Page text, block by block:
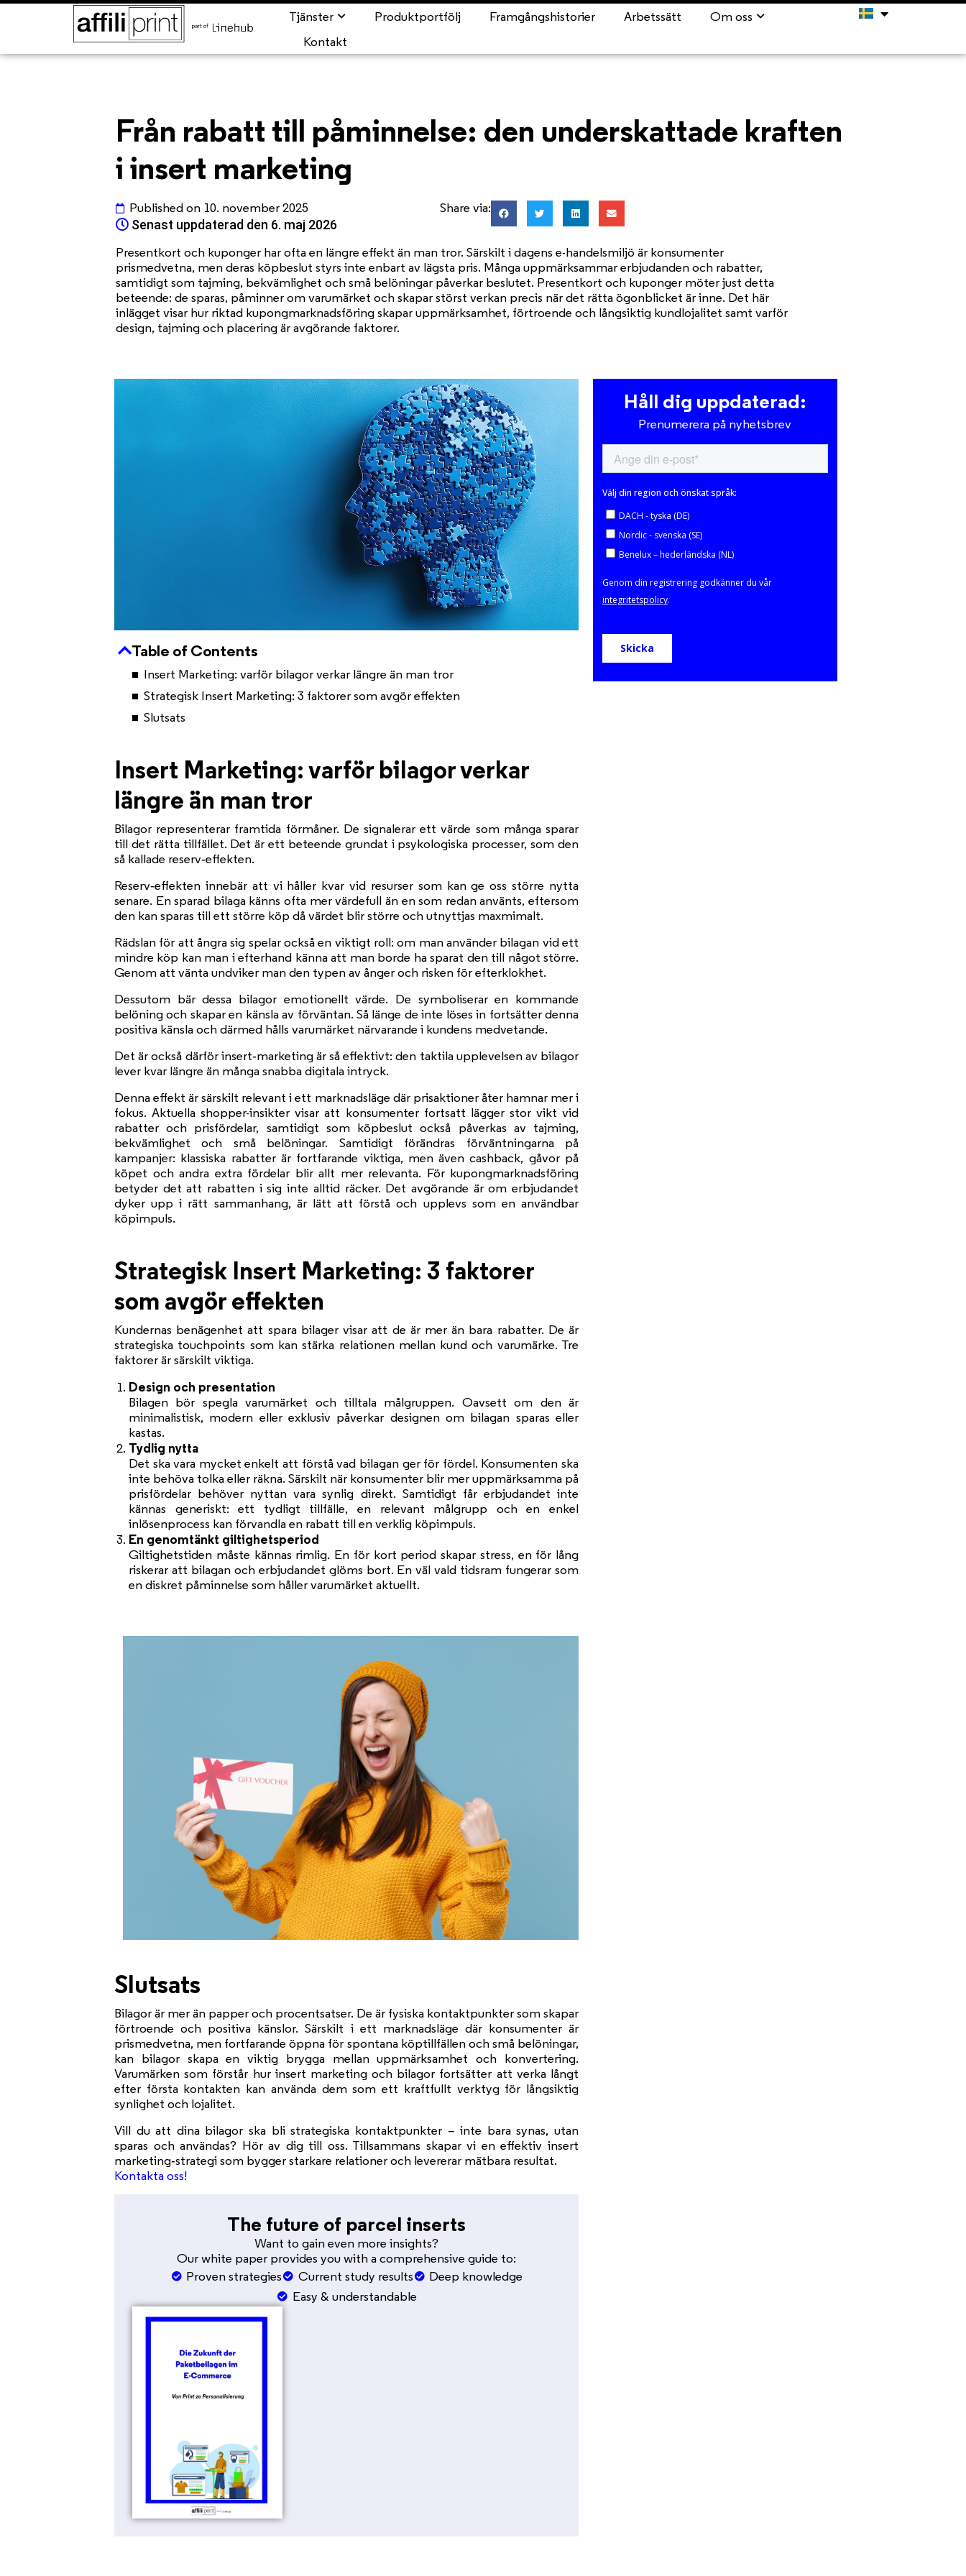
Tjänster Produktportfölj Framgångshistorier Arbetssätt
Om oss
Kontakt
Från rabatt till påminnelse: den underskattade kraften
i insert marketing
Published on 10. november 2025
Senast uppdaterad den 6. maj 2026
Share via:
Presentkort och kuponger har ofta en längre effekt än man tror. Särskilt i dagens e-handelsmiljö är konsumenter
prismedvetna, men deras köpbeslut styrs inte enbart av lägsta pris. Många uppmärksammar erbjudanden och rabatter,
samtidigt som tajming, bekvämlighet och små belöningar påverkar beslutet. Presentkort och kuponger möter just detta
beteende: de sparas, påminner om varumärket och skapar störst verkan precis när det rätta ögonblicket är inne. Det här
inlägget visar hur riktad kupongmarknadsföring skapar uppmärksamhet, förtroende och långsiktig kundlojalitet samt varför
design, tajming och placering är avgörande faktorer.
Table of Contents
Insert Marketing: varför bilagor verkar längre än man tror
Strategisk Insert Marketing: 3 faktorer som avgör effekten
Slutsats
Insert Marketing: varför bilagor verkar
längre än man tror
Bilagor representerar framtida förmåner. De signalerar ett värde som många sparar
till det rätta tillfället. Det är ett beteende grundat i psykologiska processer, som den
så kallade reserv‑effekten.
Reserv‑effekten innebär att vi håller kvar vid resurser som kan ge oss större nytta
senare. En sparad bilaga känns ofta mer värdefull än en som redan använts, eftersom
den kan sparas till ett större köp då värdet blir större och utnyttjas maxmimalt.
Rädslan för att ångra sig spelar också en viktigt roll: om man använder bilagan vid ett
mindre köp kan man i efterhand känna att man borde ha sparat den till något större.
Genom att vänta undviker man den typen av ånger och risken för efterklokhet.
Dessutom bär dessa bilagor emotionellt värde. De symboliserar en kommande
belöning och skapar en känsla av förväntan. Så länge de inte löses in fortsätter denna
positiva känsla och därmed hålls varumärket närvarande i kundens medvetande.
Det är också därför insert‑marketing är så effektivt: den taktila upplevelsen av bilagor
lever kvar längre än många snabba digitala intryck.
Denna effekt är särskilt relevant i ett marknadsläge där prisaktioner åter hamnar mer i
fokus. Aktuella shopper-insikter visar att konsumenter fortsatt lägger stor vikt vid
rabatter och prisfördelar, samtidigt som köpbeslut också påverkas av tajming,
bekvämlighet och små belöningar. Samtidigt förändras förväntningarna på
kampanjer: klassiska rabatter är fortfarande viktiga, men även cashback, gåvor på
köpet och andra extra fördelar blir allt mer relevanta. För kupongmarknadsföring
betyder det att rabatten i sig inte alltid räcker. Det avgörande är om erbjudandet
dyker upp i rätt sammanhang, är lätt att förstå och upplevs som en användbar
köpimpuls.
Strategisk Insert Marketing: 3 faktorer
som avgör effekten
Kundernas benägenhet att spara bilager visar att de är mer än bara rabatter. De är
strategiska touchpoints som kan stärka relationen mellan kund och varumärke. Tre
faktorer är särskilt viktiga.
Design och presentation
Bilagen bör spegla varumärket och tilltala målgruppen. Oavsett om den är
minimalistisk, modern eller exklusiv påverkar designen om bilagan sparas eller
kastas.
Tydlig nytta
Det ska vara mycket enkelt att förstå vad bilagan ger för fördel. Konsumenten ska
inte behöva tolka eller räkna. Särskilt när konsumenter blir mer uppmärksamma på
prisfördelar behöver nyttan vara synlig direkt. Samtidigt får erbjudandet inte
kännas generiskt: ett tydligt tillfälle, en relevant målgrupp och en enkel
inlösenprocess kan förvandla en rabatt till en verklig köpimpuls.
En genomtänkt giltighetsperiod
Giltighetstiden måste kännas rimlig. En för kort period skapar stress, en för lång
riskerar att bilagan och erbjudandet glöms bort. En väl vald tidsram fungerar som
en diskret påminnelse som håller varumärket aktuellt.
Slutsats
Bilagor är mer än papper och procentsatser. De är fysiska kontaktpunkter som skapar
förtroende och positiva känslor. Särskilt i ett marknadsläge där konsumenter är
prismedvetna, men fortfarande öppna för spontana köptillfällen och små belöningar,
kan bilagor skapa en viktig brygga mellan uppmärksamhet och konvertering.
Varumärken som förstår hur insert marketing och bilagor fortsätter att verka långt
efter första kontakten kan använda dem som ett kraftfullt verktyg för långsiktig
synlighet och lojalitet.
Vill du att dina bilagor ska bli strategiska kontaktpunkter – inte bara synas, utan
sparas och användas? Hör av dig till oss. Tillsammans skapar vi en effektiv insert
marketing‑strategi som bygger starkare relationer och levererar mätbara resultat.
Kontakta oss!
The future of parcel inserts
Want to gain even more insights?
Our white paper provides you with a comprehensive guide to:
Proven strategies
Current study results
Deep knowledge
Easy & understandable
Håll dig uppdaterad:
Prenumerera på nyhetsbrev